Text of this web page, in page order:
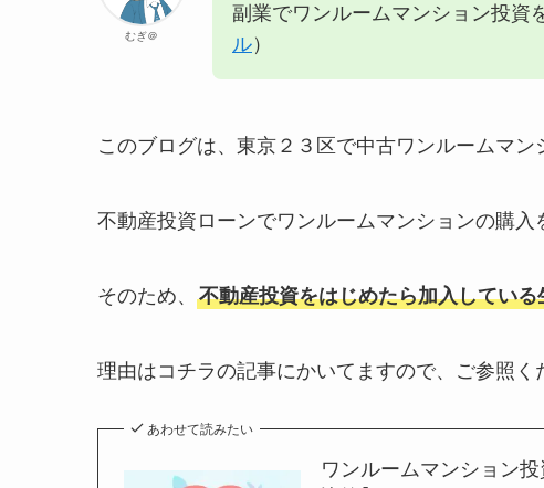
むぎ＠
副業でワンルームマンション投資
ル）
このブログは、東京２３区で中古ワンルームマ
不動産投資ローンでワンルームマンションの購
そのため、 不動産投資をはじめたら加入してい
理由はコチラの記事にかいてますので、ご参照く
あわせて読みたい
ワンルームマンション